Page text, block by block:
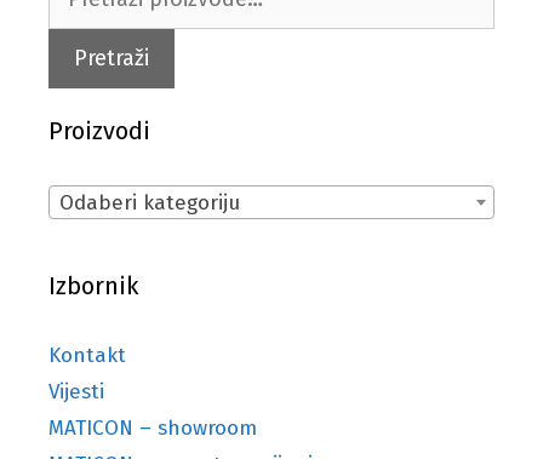
Pretraži
Proizvodi
Odaberi kategoriju
Izbornik
Kontakt
Vijesti
MATICON – showroom